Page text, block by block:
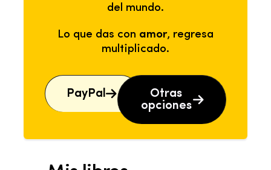
del mundo.
Lo que das con amor, regresa
multiplicado.
PayPal
Otras
opciones